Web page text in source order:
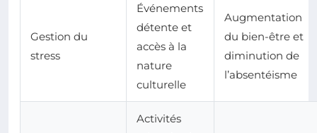
Gestion du
stress
Événements
détente et
accès à la
nature
culturelle
Augmentation
du bien-être et
diminution de
l’absentéisme
Activités